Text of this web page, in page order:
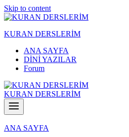
Skip to content
KURAN DERSLERİM
ANA SAYFA
DİNİ YAZILAR
Forum
KURAN DERSLERİM
ANA SAYFA